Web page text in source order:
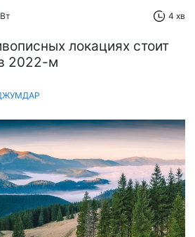
4 хв
локациях стоит
2022-м